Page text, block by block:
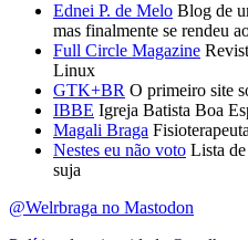
Ednei P. de Melo Blog de
mas finalmente se rendeu
Full Circle Magazine
Linux
GTK+BR O primeiro site
IBBE Igreja Batista Boa
Magali Braga
Nestes eu não voto Lista
suja
@Welrbraga no Mastodon